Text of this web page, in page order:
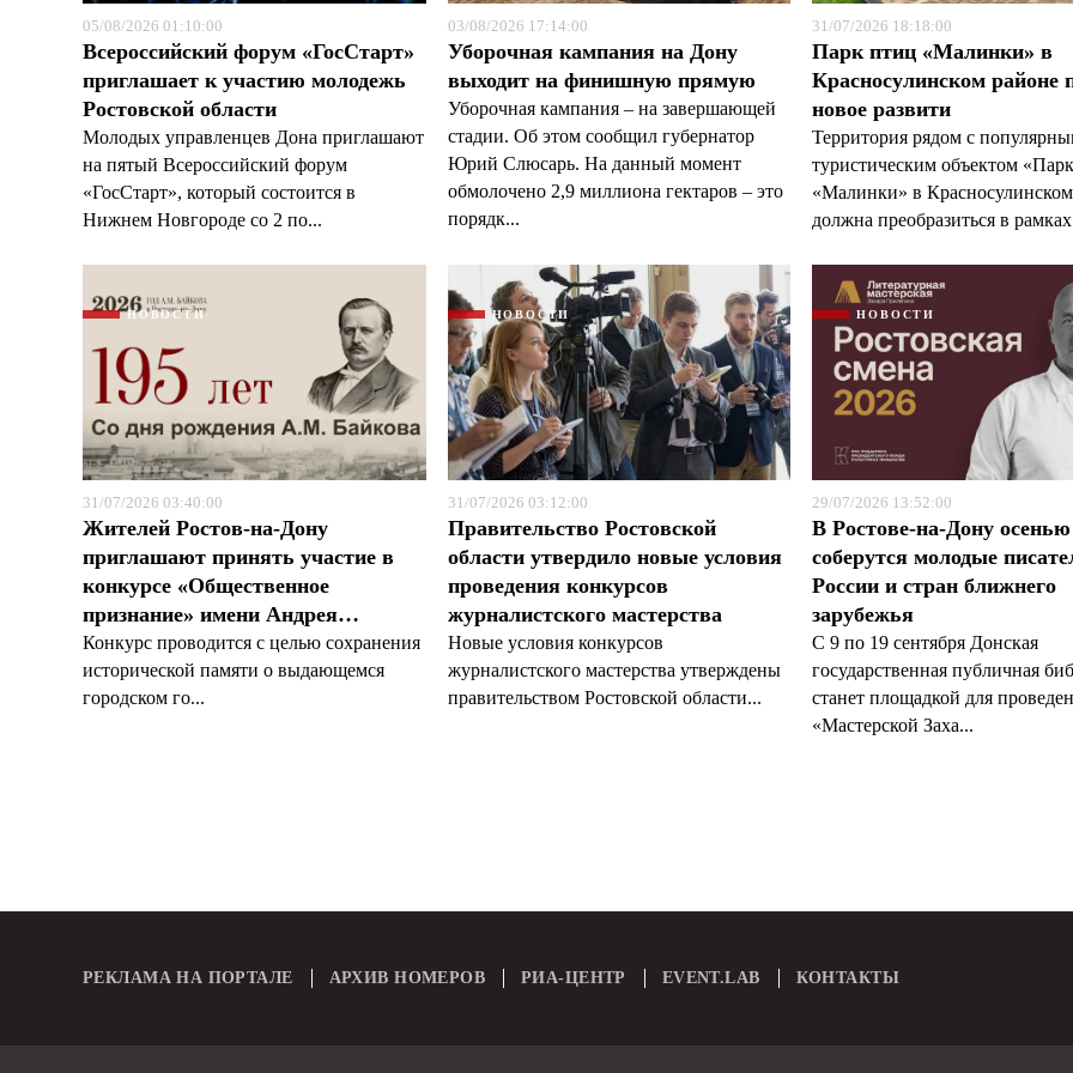
05/08/2026 01:10:00
Всероссийский форум «ГосСтарт»
приглашает к участию молодежь
Ростовской области
Молодых управленцев Дона приглашают
на пятый Всероссийский форум
«ГосСтарт», который состоится в
Нижнем Новгороде со 2 по...
03/08/2026 17:14:00
Уборочная кампания на Дону
выходит на финишную прямую
Уборочная кампания – на завершающей
стадии. Об этом сообщил губернатор
Юрий Слюсарь. На данный момент
обмолочено 2,9 миллиона гектаров – это
порядк...
31/07/2026 18:18:00
Парк птиц «Малинки» в
Красносулинском районе
новое развити
Территория рядом с
туристическим объектом
«Малинки» в
должна преобразиться в
НОВОСТИ
31/07/2026 03:40:00
Жителей Ростов-на-Дону
приглашают принять участие в
конкурсе «Общественное
признание» имени Андрея…
Конкурс проводится с целью сохранения
исторической памяти о выдающемся
городском го...
НОВОСТИ
31/07/2026 03:12:00
Правительство Ростовской
области утвердило новые условия
проведения конкурсов
журналистского мастерства
Новые условия конкурсов
журналистского мастерства утверждены
правительством Ростовской области...
НОВОСТИ
29/07/2026 13:52:00
В Ростове-на-Дону осенью
соберутся молодые
России и стран ближнего
зарубежья
С 9 по 19 сентября Донская
государственная публичная
станет площадкой для
«Мастерской Заха...
РЕКЛАМА НА ПОРТАЛЕ АРХИВ НОМЕРОВ РИА-ЦЕНТР EVENT.LAB КОНТАКТЫ